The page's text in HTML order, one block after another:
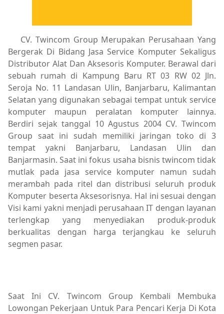
CV. Twincom Group Merupakan Perusahaan Yang
Bergerak Di Bidang Jasa Service Komputer Sekaligus
Distributor Alat Dan Aksesoris Komputer. Berawal dari
sebuah rumah di Kampung Baru RT 03 RW 02 Jln.
Seroja No. 11 Landasan Ulin, Banjarbaru, Kalimantan
Selatan yang digunakan sebagai tempat untuk service
komputer maupun peralatan komputer lainnya.
Berdiri sejak tanggal 10 Agustus 2004 CV. Twincom
Group saat ini sudah memiliki jaringan toko di 3
tempat yakni Banjarbaru, Landasan Ulin dan
Banjarmasin. Saat ini fokus usaha bisnis twincom tidak
mutlak pada jasa service komputer namun sudah
merambah pada ritel dan distribusi seluruh produk
Komputer beserta Aksesorisnya. Hal ini sesuai dengan
Visi kami yakni menjadi perusahaan IT dengan layanan
terlengkap yang menyediakan produk-produk
berkualitas dengan harga terjangkau ke seluruh
segmen pasar.
Saat Ini CV. Twincom Group Kembali Membuka
Lowongan Pekerjaan Untuk Para Pencari Kerja Di Kota